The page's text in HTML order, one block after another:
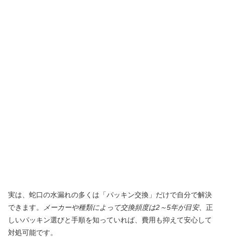
実は、蛇口の水漏れの多くは「パッキン交換」だけで自分で解決
できます。
メーカーや種類によって交換頻度は2～5年が目安、正
しいパッキン選びと手順を知っていれば、費用も抑えて安心して
対処可能です。